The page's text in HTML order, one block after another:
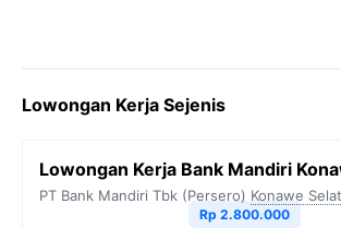
Lowongan Kerja Sejenis
Lowongan Kerja Bank Mandiri
PT Bank Mandiri Tbk (Persero) Konawe
Rp 2.800.000